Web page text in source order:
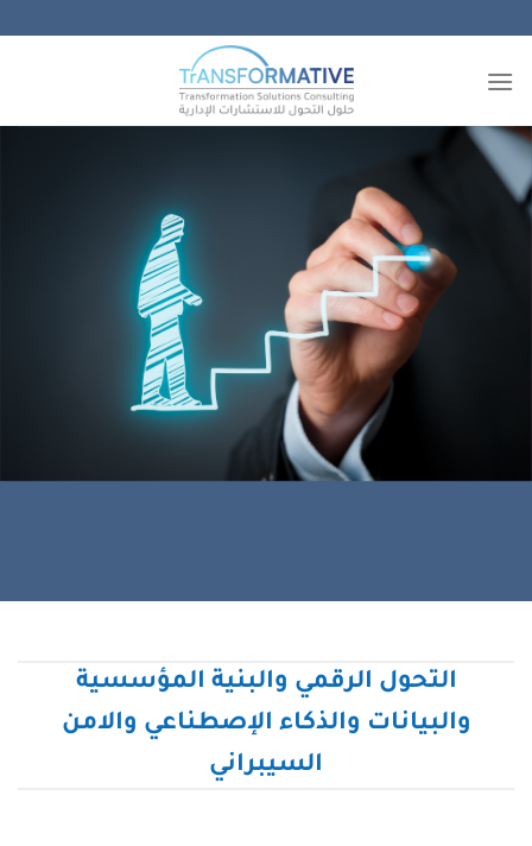
التحول الرقمي والبنية المؤسسية
والبيانات والذكاء الإصطناعي والامن
السيبراني